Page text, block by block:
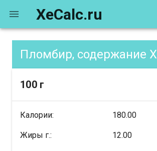
XeCalc.ru
Пломбир, содержание
100 г
Калории: 180.00
Жиры г.: 12.00